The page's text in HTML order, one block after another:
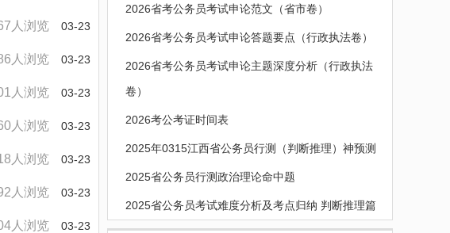
03-23
人浏览
03-23
人浏览
03-23
人浏览
03-23
人浏览
03-23
人浏览
03-23
人浏览
03-23
人浏览
2026省考公务员考试申论范文（省市卷）
2026省考公务员考试申论答题要点（行政执法卷）
2026省考公务员考试申论主题深度分析（行政执法
卷）
2026考公考证时间表
2025年0315江西省公务员行测（判断推理）神预测
2025省公务员行测政治理论命中题
2025省公务员考试难度分析及考点归纳 判断推理篇